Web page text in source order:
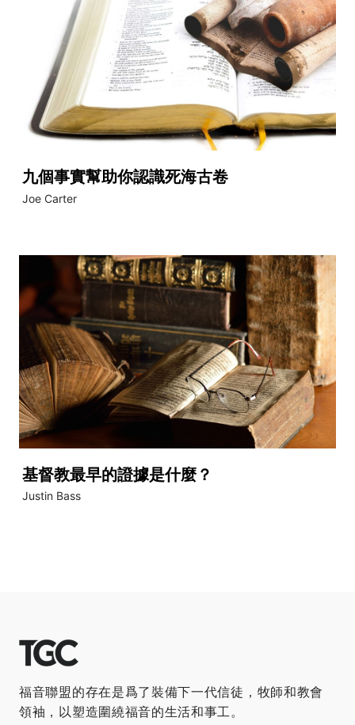
九個事實幫助你認識死海古卷
Joe Carter
基督教最早的證據是什麼？
Justin Bass
福音聯盟的存在是爲了裝備下一代信徒，牧師和教會
領袖，以塑造圍繞福音的生活和事工。